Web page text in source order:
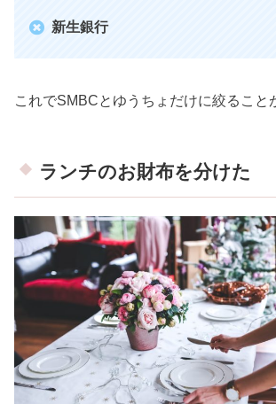
新生銀行
これでSMBCとゆうちょだけに絞るこ
ランチのお財布を分けた